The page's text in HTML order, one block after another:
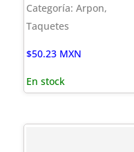
Categoría: Arpon,
Taquetes
$50.23 MXN
En stock